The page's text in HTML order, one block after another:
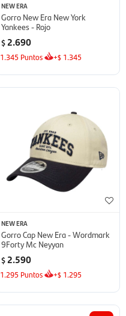
NEW ERA
Gorro New Era New York
Yankees - Rojo
$ 2.690
1.345 Puntos +$ 1.345
NEW ERA
Gorro Cap New Era - Wordmark
9Forty Mc Neyyan
$ 2.590
1.295 Puntos +$ 1.295